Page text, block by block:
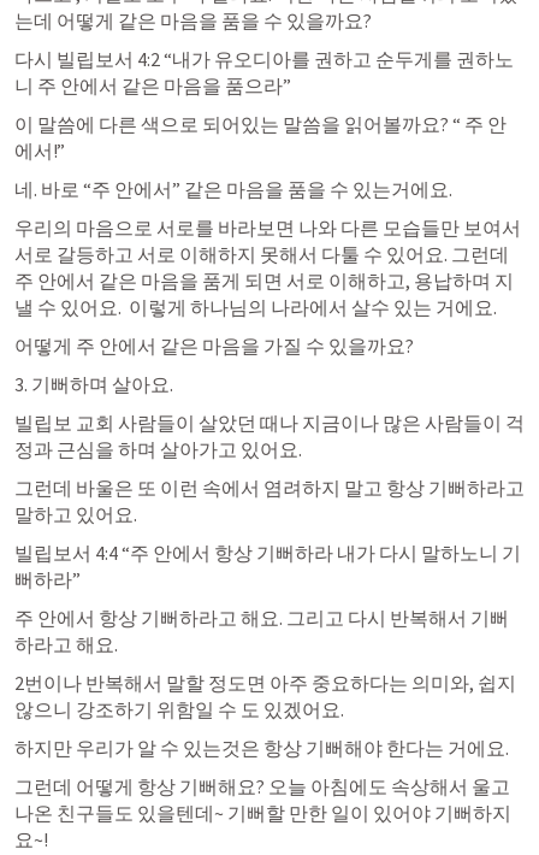
는데 어떻게 같은 마음을 품을 수 있을까요?
다시 빌립보서 4:2 “내가 유오디아를 권하고 순두게를 권하노
니 주 안에서 같은 마음을 품으라”
이 말씀에 다른 색으로 되어있는 말씀을 읽어볼까요? “ 주 안
에서!”
네. 바로 “주 안에서” 같은 마음을 품을 수 있는거에요.
우리의 마음으로 서로를 바라보면 나와 다른 모습들만 보여서
서로 갈등하고 서로 이해하지 못해서 다툴 수 있어요. 그런데
주 안에서 같은 마음을 품게 되면 서로 이해하고, 용납하며 지
낼 수 있어요.  이렇게 하나님의 나라에서 살수 있는 거에요.
어떻게 주 안에서 같은 마음을 가질 수 있을까요?
3. 기뻐하며 살아요.
빌립보 교회 사람들이 살았던 때나 지금이나 많은 사람들이 걱
정과 근심을 하며 살아가고 있어요.
그런데 바울은 또 이런 속에서 염려하지 말고 항상 기뻐하라고
말하고 있어요.
빌립보서 4:4 “주 안에서 항상 기뻐하라 내가 다시 말하노니 기
뻐하라”
주 안에서 항상 기뻐하라고 해요. 그리고 다시 반복해서 기뻐
하라고 해요.
2번이나 반복해서 말할 정도면 아주 중요하다는 의미와, 쉽지
않으니 강조하기 위함일 수 도 있겠어요.
하지만 우리가 알 수 있는것은 항상 기뻐해야 한다는 거에요.
그런데 어떻게 항상 기뻐해요? 오늘 아침에도 속상해서 울고
나온 친구들도 있을텐데~ 기뻐할 만한 일이 있어야 기뻐하지
요~!